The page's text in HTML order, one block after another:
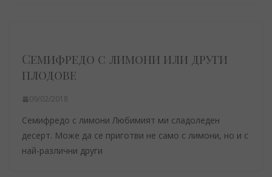
Семифредо с лимони или други
плодове
09/02/2018
Семифредо с лимони Любимият ми сладоледен
десерт. Може да се приготви не само с лимони, но и с
най-различни други